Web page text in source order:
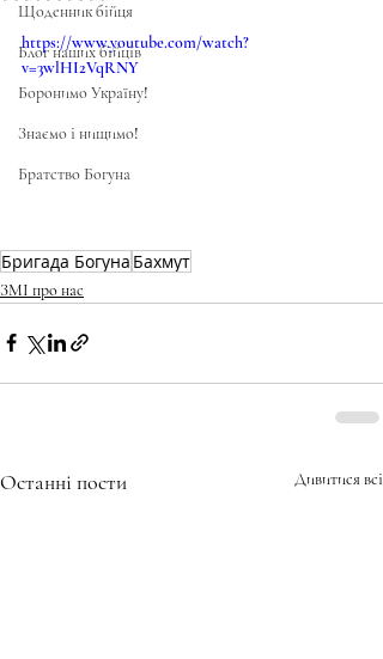
Щоденник бійця
Блог наших бійців
Боронимо Україну!
Знаємо і нищимо!
Братство Богуна
https://www.youtube.com/watch?
v=3wlHI2VqRNY
Бригада Богуна Бахмут
ЗМІ про нас
Останні пости Дивитися всі